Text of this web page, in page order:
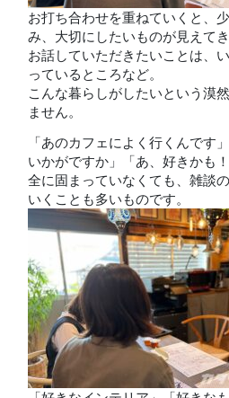
お打ち合わせを重ねていくと、
み、大切にしたいものが見えてき
お話していただきたいことは、
っているところなど。
こんな暮らしがしたいという漠
ません。
「あのカフェによく行くんです
いかがですか」「あ、好きかも
全に固まっていなくても、雑談
いくことも多いものです。